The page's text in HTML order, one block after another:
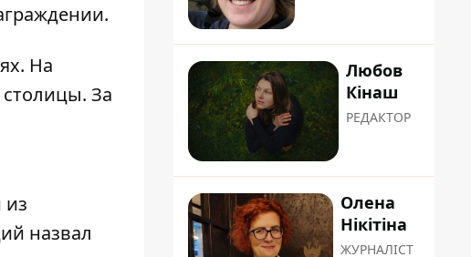
На
За
из
назвал
Любов
Кінаш
РЕДАКТОР
Олена
Нікітіна
ЖУРНАЛІСТ